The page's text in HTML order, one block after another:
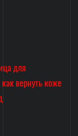
для
вернуть коже